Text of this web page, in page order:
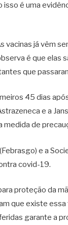
é uma
vacinas já vêm
é que elas
que
45 dias
e a
de
e a
covid-19.
proteção da
que existe
garante a